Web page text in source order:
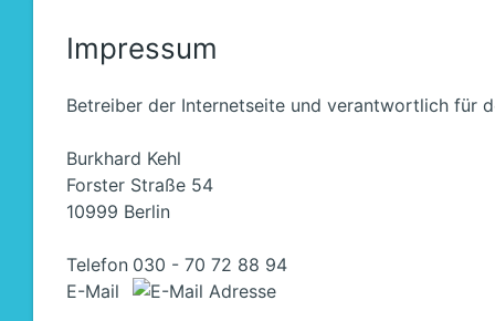
Impressum
Betreiber der Internetseite und verantwortlich für
Burkhard Kehl
Forster Straße 54
10999 Berlin
Telefon 030 - 70 72 88 94
E-Mail